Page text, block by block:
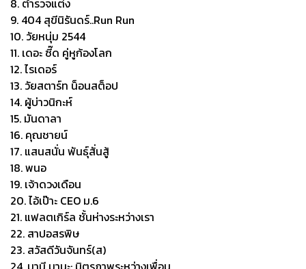
9. 404 สุขีนิรันดร์..Run Run
10. วัยหนุ่ม 2544
11. เดอะ ซี๊ด คู่หูก้องโลก
12. ไรเดอร์
13. วัยสตาร์ท น็อนสต็อป
14. ผู้บ่าวนิกะห์
15. มันดาลา
16. คุณชายน์
17. แสนสนั่น พันธุ์สั่นสู้
18. พนอ
19. เจ้าดวงเดือน
20. ไอ้เป๊าะ CEO ม.6
21. แฟลตเกิร์ล ชั้นห่างระหว่างเรา
22. สาปอสรพิษ
23. สวัสดีวันจันทร์(ส)